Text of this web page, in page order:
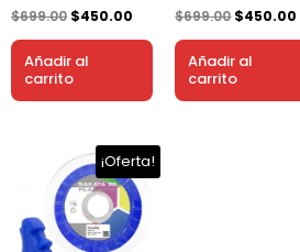
$699.00 $450.00
Añadir al
carrito
$699.00 $450.00
Añadir al
carrito
¡Oferta!
El
precio
original
era:
$699.00.
El
precio
actual
es:
$450.00.